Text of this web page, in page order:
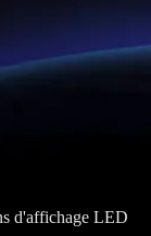
d'affichage LED